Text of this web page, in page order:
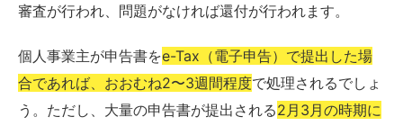
審査が行われ、問題がなければ還付が行われます。
個人事業主が申告書をe-Tax（電子申告）で提出した場
合であれば、おおむね2〜3週間程度で処理されるでしょ
う。ただし、大量の申告書が提出される2月3月の時期に